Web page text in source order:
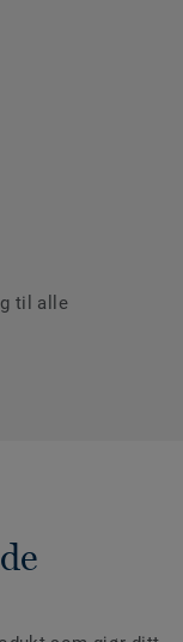
til alle